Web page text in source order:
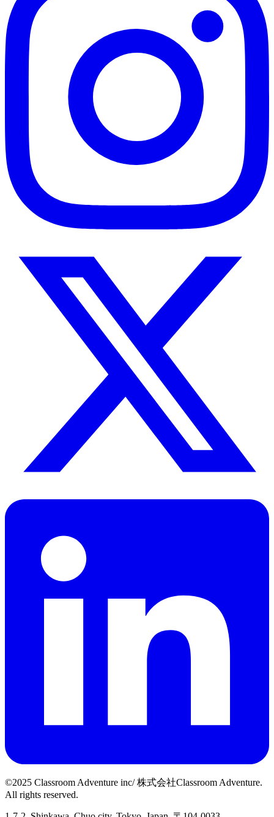
©2025 Classroom Adventure inc/ 株式会社Classroom Adventure.
All rights reserved.